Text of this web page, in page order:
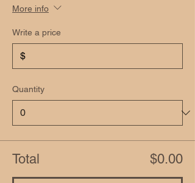
More info
Write a price
$
Quantity
Total $0.00